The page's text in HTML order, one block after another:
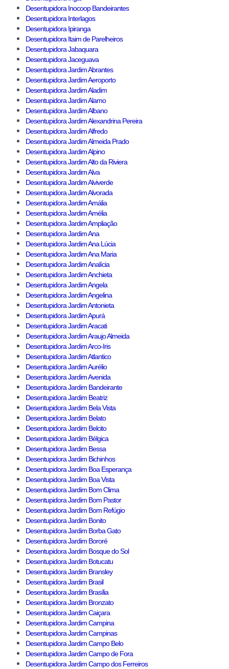
Desentupidora Inocoop Bandeirantes
Desentupidora Interlagos
Desentupidora Ipiranga
Desentupidora Itaim de Parelheiros
Desentupidora Jabaquara
Desentupidora Jaceguava
Desentupidora Jardim Abrantes
Desentupidora Jardim Aeroporto
Desentupidora Jardim Aladim
Desentupidora Jardim Alamo
Desentupidora Jardim Albano
Desentupidora Jardim Alexandrina Pereira
Desentupidora Jardim Alfredo
Desentupidora Jardim Almeida Prado
Desentupidora Jardim Alpino
Desentupidora Jardim Alto da Riviera
Desentupidora Jardim Alva
Desentupidora Jardim Alviverde
Desentupidora Jardim Alvorada
Desentupidora Jardim Amália
Desentupidora Jardim Amélia
Desentupidora Jardim Ampliação
Desentupidora Jardim Ana
Desentupidora Jardim Ana Lúcia
Desentupidora Jardim Ana Maria
Desentupidora Jardim Analícia
Desentupidora Jardim Anchieta
Desentupidora Jardim Angela
Desentupidora Jardim Angelina
Desentupidora Jardim Antonieta
Desentupidora Jardim Apurá
Desentupidora Jardim Aracati
Desentupidora Jardim Araujo Almeida
Desentupidora Jardim Arco-Iris
Desentupidora Jardim Atlantico
Desentupidora Jardim Aurélio
Desentupidora Jardim Avenida
Desentupidora Jardim Bandeirante
Desentupidora Jardim Beatriz
Desentupidora Jardim Bela Vista
Desentupidora Jardim Belato
Desentupidora Jardim Belcito
Desentupidora Jardim Bélgica
Desentupidora Jardim Bessa
Desentupidora Jardim Bichinhos
Desentupidora Jardim Boa Esperança
Desentupidora Jardim Boa Vista
Desentupidora Jardim Bom Clima
Desentupidora Jardim Bom Pastor
Desentupidora Jardim Bom Refúgio
Desentupidora Jardim Bonito
Desentupidora Jardim Borba Gato
Desentupidora Jardim Bororé
Desentupidora Jardim Bosque do Sol
Desentupidora Jardim Botucatu
Desentupidora Jardim Bransley
Desentupidora Jardim Brasil
Desentupidora Jardim Brasília
Desentupidora Jardim Bronzato
Desentupidora Jardim Caiçara
Desentupidora Jardim Campina
Desentupidora Jardim Campinas
Desentupidora Jardim Campo Belo
Desentupidora Jardim Campo de Fora
Desentupidora Jardim Campo dos Ferreiros